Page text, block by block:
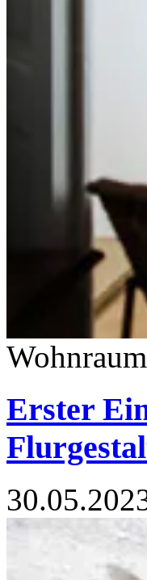
Erster